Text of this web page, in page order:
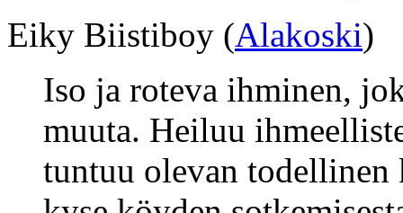
Eiky Biistiboy (Alakoski)
Iso ja roteva ihminen,
muuta. Heiluu
tuntuu olevan